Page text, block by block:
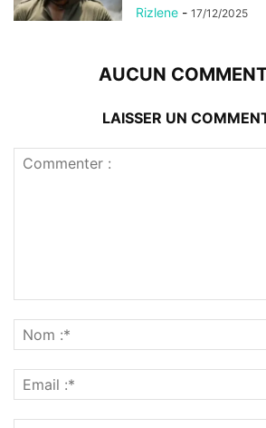
Rizlene - 17/12/2025
AUCUN
LAISSER UN